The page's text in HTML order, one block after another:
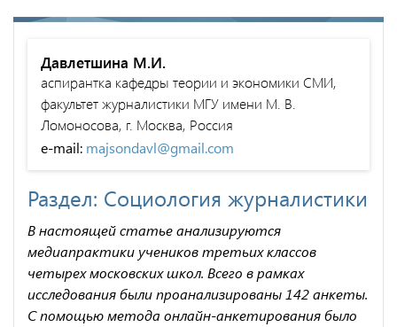
Давлетшина М.И.
аспирантка кафедры теории и экономики СМИ,
факультет журналистики МГУ имени М. В.
Ломоносова, г. Москва, Россия
e-mail: majsondavl@gmail.com
Раздел: Социология журналистики
В настоящей статье анализируются
медиапрактики учеников третьих классов
четырех московских школ. Всего в рамках
исследования были проанализированы 142 анкеты.
С помощью метода онлайн-анкетирования было